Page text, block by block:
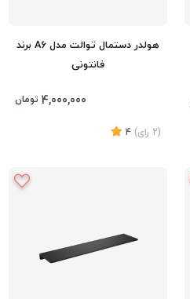
هولدر دستمال توالت مدل A6 برند
فانتونی
4,000,000 تومان
(2 رای)
4